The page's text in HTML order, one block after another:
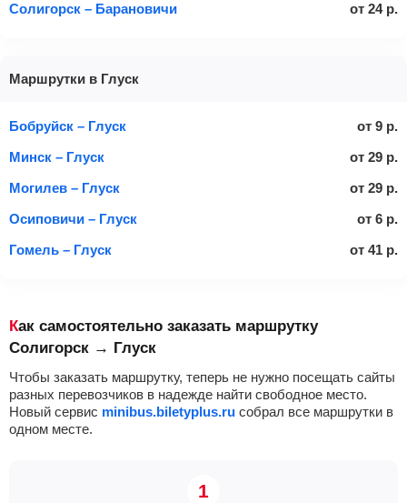
Солигорск – Барановичи
от 24 р.
Маршрутки в Глуск
Бобруйск – Глуск от 9 р.
Минск – Глуск
от 29 р.
Могилев – Глуск
от 29 р.
Осиповичи – Глуск
от 6 р.
Гомель – Глуск
от 41 р.
Как самостоятельно заказать маршрутку
Солигорск → Глуск
Чтобы заказать маршрутку, теперь не нужно посещать сайты
разных перевозчиков в надежде найти свободное место.
Новый сервис minibus.biletyplus.ru собрал все маршрутки в
одном месте.